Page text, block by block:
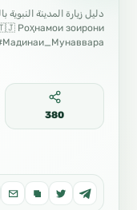
Роҳнамои зоирони
380